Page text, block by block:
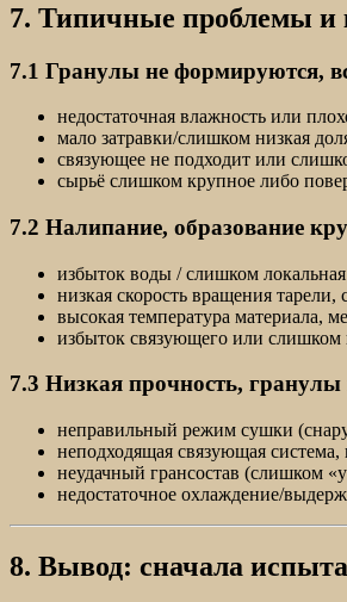
7. Типичные проблемы и
7.1 Гранулы не формируются,
недостаточная влажность или
мало затравки/слишком низкая
связующее не подходит или
сырьё слишком крупное либо
7.2 Налипание, образование
избыток воды / слишком
низкая скорость вращения
высокая температура материала,
избыток связующего или слишком
7.3 Низкая прочность,
неправильный режим сушки
неподходящая связующая
неудачный грансостав (слишком
недостаточное охлаждение/
8. Вывод: сначала